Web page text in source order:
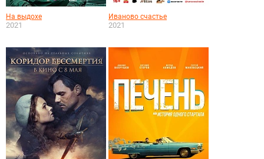
На выдохе
2021
Иваново счастье
2021